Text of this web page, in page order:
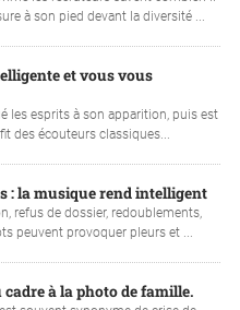
à son pied devant la diversité ...
et vous vous
les esprits à son apparition, puis est
des écouteurs classiques...
: la musique rend intelligent
refus de dossier, redoublements,
peuvent provoquer pleurs et ...
à la photo de famille.